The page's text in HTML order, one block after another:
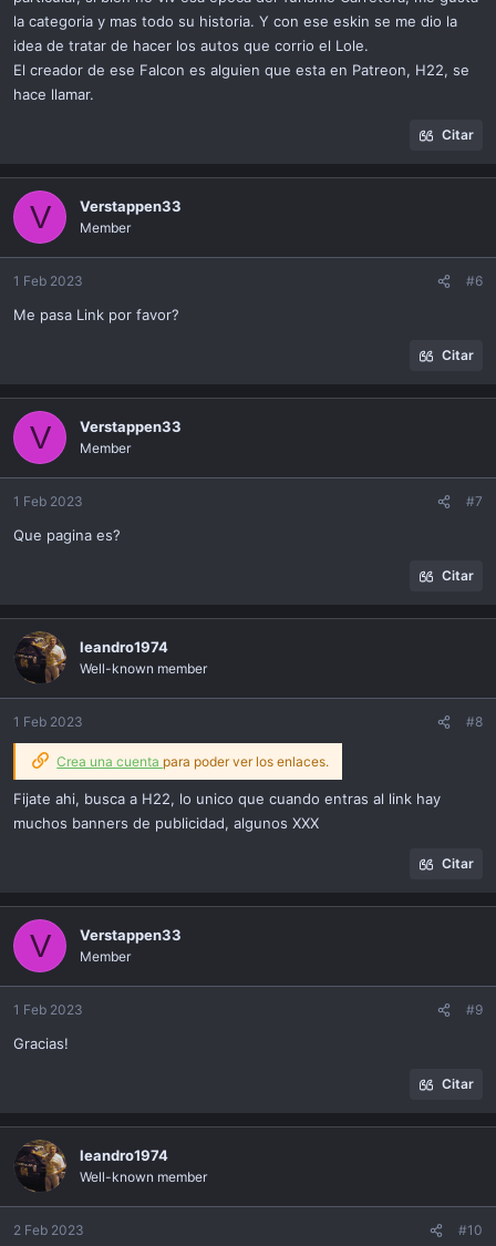
la categoria y mas todo su historia. Y con ese eskin se me dio la
idea de tratar de hacer los autos que corrio el Lole.
El creador de ese Falcon es alguien que esta en Patreon, H22, se
hace llamar.
Citar
V Verstappen33
Member
1 Feb 2023 #6
Me pasa Link por favor?
Citar
V Verstappen33
Member
1 Feb 2023 #7
Que pagina es?
Citar
leandro1974
Well-known member
1 Feb 2023 #8
Crea una cuenta para poder ver los enlaces.
Fijate ahi, busca a H22, lo unico que cuando entras al link hay
muchos banners de publicidad, algunos XXX
Citar
V Verstappen33
Member
1 Feb 2023 #9
Gracias!
Citar
leandro1974
Well-known member
2 Feb 2023 #10